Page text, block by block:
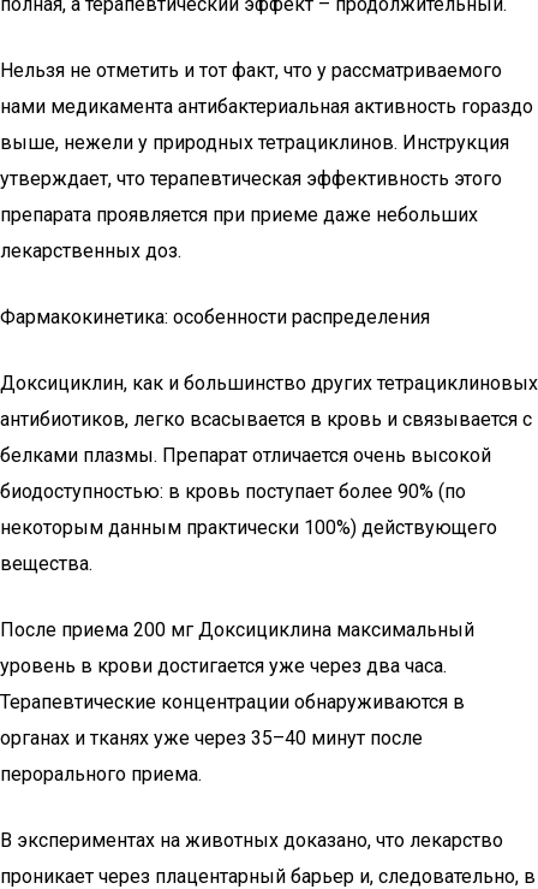
Нельзя не отметить и тот факт, что у рассматриваемого
нами медикамента антибактериальная активность гораздо
выше, нежели у природных тетрациклинов. Инструкция
утверждает, что терапевтическая эффективность этого
препарата проявляется при приеме даже небольших
лекарственных доз.
Фармакокинетика: особенности распределения
Доксициклин, как и большинство других тетрациклиновых
антибиотиков, легко всасывается в кровь и связывается с
белками плазмы. Препарат отличается очень высокой
биодоступностью: в кровь поступает более 90% (по
некоторым данным практически 100%) действующего
вещества.
После приема 200 мг Доксициклина максимальный
уровень в крови достигается уже через два часа.
Терапевтические концентрации обнаруживаются в
органах и тканях уже через 35–40 минут после
перорального приема.
В экспериментах на животных доказано, что лекарство
проникает через плацентарный барьер и, следовательно, в